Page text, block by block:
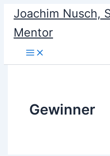
content
Joachim Nusch,
Mentor
Gewinner